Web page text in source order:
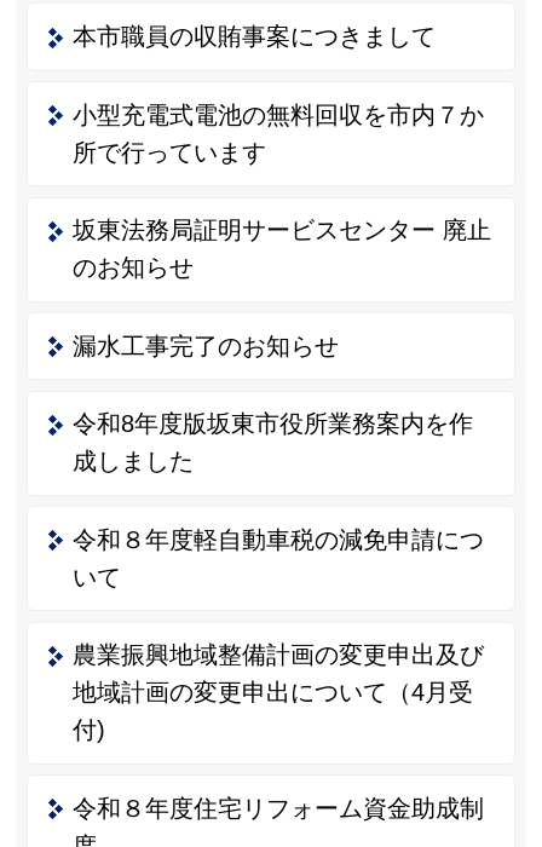
本市職員の収賄事案につきまして
小型充電式電池の無料回収を市内７か
所で行っています
坂東法務局証明サービスセンター 廃止
のお知らせ
漏水工事完了のお知らせ
令和8年度版坂東市役所業務案内を作
成しました
令和８年度軽自動車税の減免申請につ
いて
農業振興地域整備計画の変更申出及び
地域計画の変更申出について（4月受
付)
令和８年度住宅リフォーム資金助成制